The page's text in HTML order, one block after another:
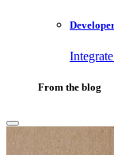
From the blog